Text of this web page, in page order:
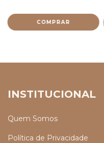
INSTITUCIONAL
Quem Somos
Política de Privacidade